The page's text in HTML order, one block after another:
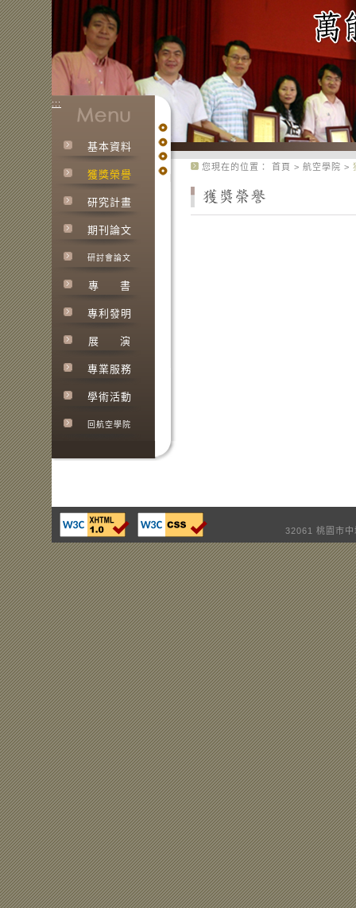
:::
基本資料
獲獎榮譽
研究計畫
期刊論文
研討會論文
專 書
專利發明
展 演
專業服務
學術活動
回航空學院
您現在的位置： 首頁 > 航空學院 >
32061 桃園市